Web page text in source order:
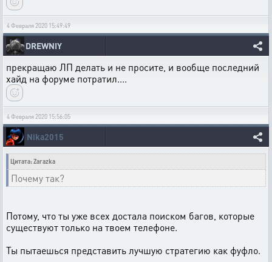
4 Февраля 2020 15:49:49
DREWNIY
прекращаю ЛП делать и не просите, и вообще последний
хайд на форуме потратил....
4 Февраля 2020 15:56:05
Nika2015
Цитата: Zarazka
Почему так?
Потому, что ты уже всех достала поиском багов, которые
существуют только на твоем телефоне.
Ты пытаешься представить лучшую стратегию как фуфло.